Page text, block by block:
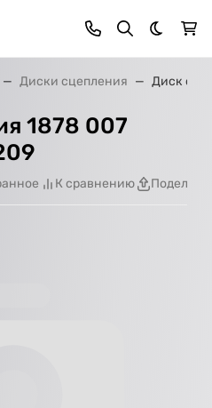
Темная
Диски сцепления Диск
1878 007
К сравнению